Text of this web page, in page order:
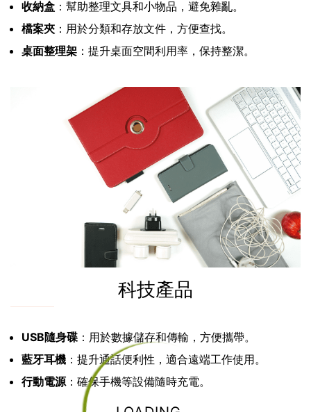
收納盒 ：幫助整理文具和小物品，避免雜亂。
檔案夾 ：用於分類和存放文件，方便查找。
桌面整理架 ：提升桌面空間利用率，保持整潔。
科技產品
USB隨身碟 ：用於數據儲存和傳輸，方便攜帶。
藍牙耳機 ：提升通話便利性，適合遠端工作使用。
行動電源：確保手機等設備隨時充電。